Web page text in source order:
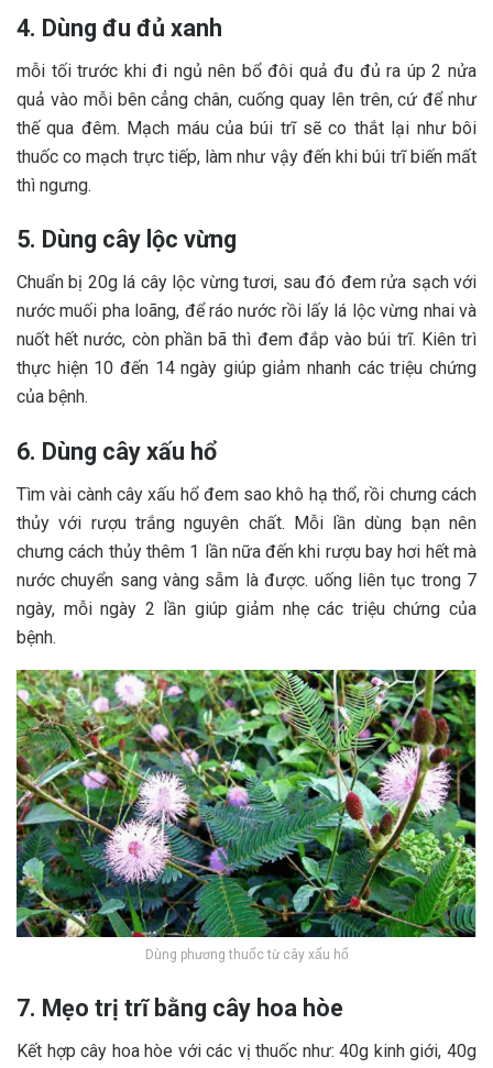
4. Dùng đu đủ xanh
mỗi tối trước khi đi ngủ nên bổ đôi quả đu đủ ra úp 2 nửa
quả vào mỗi bên cẳng chân, cuống quay lên trên, cứ để như
thế qua đêm. Mạch máu của búi trĩ sẽ co thắt lại như bôi
thuốc co mạch trực tiếp, làm như vậy đến khi búi trĩ biến mất
thì ngưng.
5. Dùng cây lộc vừng
Chuẩn bị 20g lá cây lộc vừng tươi, sau đó đem rửa sạch với
nước muối pha loãng, để ráo nước rồi lấy lá lộc vừng nhai và
nuốt hết nước, còn phần bã thì đem đắp vào búi trĩ. Kiên trì
thực hiện 10 đến 14 ngày giúp giảm nhanh các triệu chứng
của bệnh.
6. Dùng cây xấu hổ
Tìm vài cành cây xấu hổ đem sao khô hạ thổ, rồi chưng cách
thủy với rượu trắng nguyên chất. Mỗi lần dùng bạn nên
chưng cách thủy thêm 1 lần nữa đến khi rượu bay hơi hết mà
nước chuyển sang vàng sẫm là được. uống liên tục trong 7
ngày, mỗi ngày 2 lần giúp giảm nhẹ các triệu chứng của
bệnh.
Dùng phương thuốc từ cây xấu hổ
7. Mẹo trị trĩ bằng cây hoa hòe
Kết hợp cây hoa hòe với các vị thuốc như: 40g kinh giới, 40g